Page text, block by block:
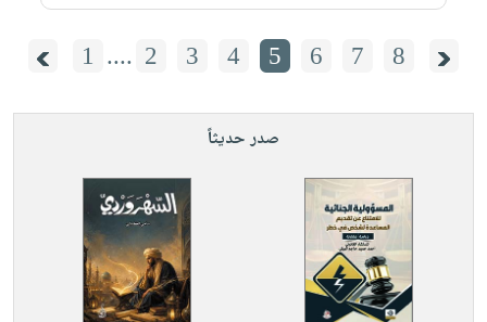
1 .... 2 3 4 5 6 7 8
صدر حديثاً